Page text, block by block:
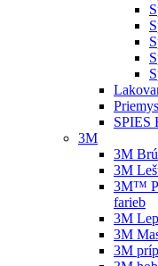
SPIES
3M
3M
3M
3M™
farieb
3M
3M
3M